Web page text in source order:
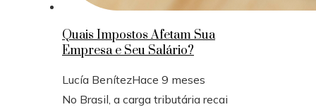
Quais Impostos Afetam Sua
Empresa e Seu Salário?
Lucía BenítezHace 9 meses
No Brasil, a carga tributária recai